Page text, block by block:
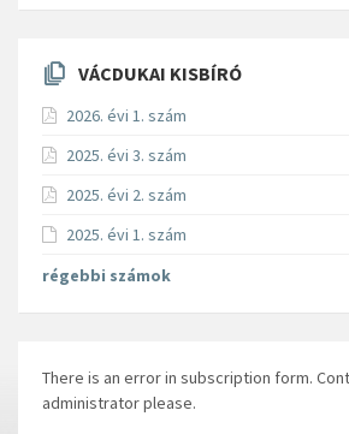
VÁCDUKAI KISBÍRÓ
2026. évi 1. szám
2025. évi 3. szám
2025. évi 2. szám
2025. évi 1. szám
régebbi számok
There is an error in subscription form.
administrator please.